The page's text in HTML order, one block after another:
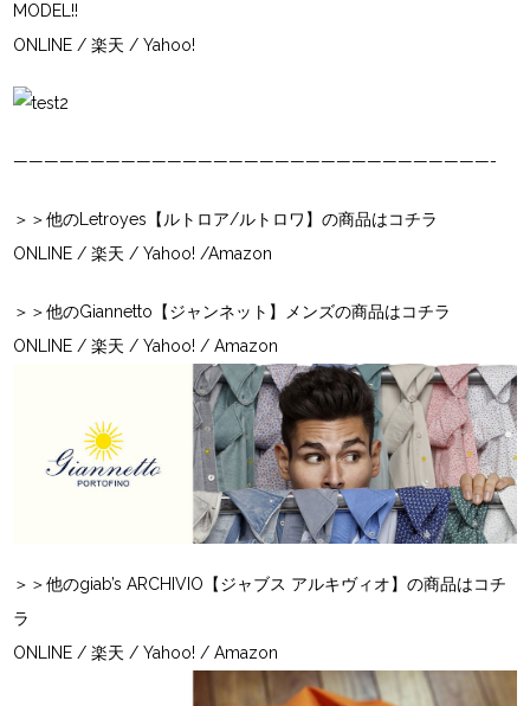
MODEL!!
ONLINE /楽天 /Yahoo!
———————————————————————————————-
＞＞他のLetroyes【ルトロア/ルトロワ】の商品はコチラ
ONLINE /楽天 /Yahoo! /Amazon
＞＞他のGiannetto【ジャンネット】メンズの商品はコチラ
ONLINE /楽天 /Yahoo! /Amazon
＞＞他のgiab’s ARCHIVIO【ジャブス アルキヴィオ】の商品はコチ
ラ
ONLINE /楽天 /Yahoo! /Amazon